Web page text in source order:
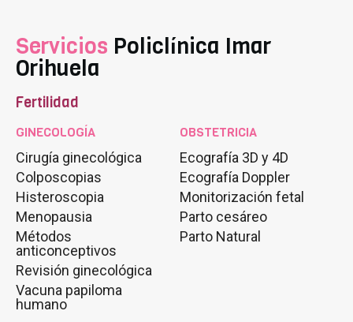
Servicios Policlínica Imar
Orihuela
Fertilidad
GINECOLOGÍA
Cirugía ginecológica
Colposcopias
Histeroscopia
Menopausia
Métodos
anticonceptivos
Revisión ginecológica
Vacuna papiloma
humano
OBSTETRICIA
Ecografía 3D y 4D
Ecografía Doppler
Monitorización fetal
Parto cesáreo
Parto Natural